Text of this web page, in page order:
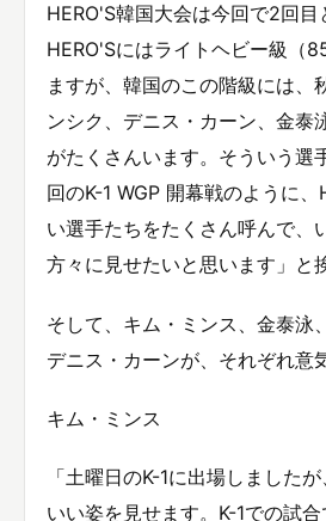
HERO'S韓国大会は今回で2回目
HERO'Sにはライトヘビー級（
ますが、韓国のこの階級には、
ンシク、デニス・カーン、金泰
がたくさんいます。そういう選
回のK-1 WGP 開幕戦のように
い選手たちをたくさん呼んで、
方々に見せたいと思います」と
そして、キム・ミンス、金泰泳
デニス・カーンが、それぞれ意
キム・ミンス
「土曜日のK-1に出場しました
いい姿を見せます。K-1での試